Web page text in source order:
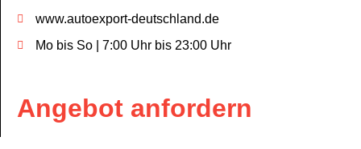
www.autoexport-deutschland.de
Mo bis So | 7:00 Uhr bis 23:00 Uhr
Angebot anfordern